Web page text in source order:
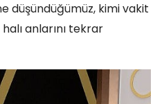
düşündüğümüz, kimi vakit
halı anlarını tekrar